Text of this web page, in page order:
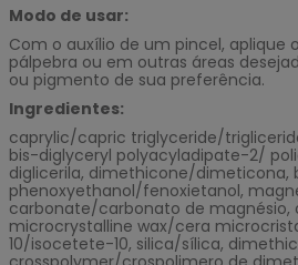
Modo de usar:
Com o auxílio de um pincel, aplique
pálpebra ou em outras áreas
ou pigmento de sua preferência.
Ingredientes:
caprylic/capric triglyceride/
bis-diglyceryl polyacyladipate-2/
diglicerila, dimethicone/
phenoxyethanol/fenoxietanol,
carbonate/carbonato de magnésio,
microcrystalline wax/cera
10/isocetete-10, silica/sílica,